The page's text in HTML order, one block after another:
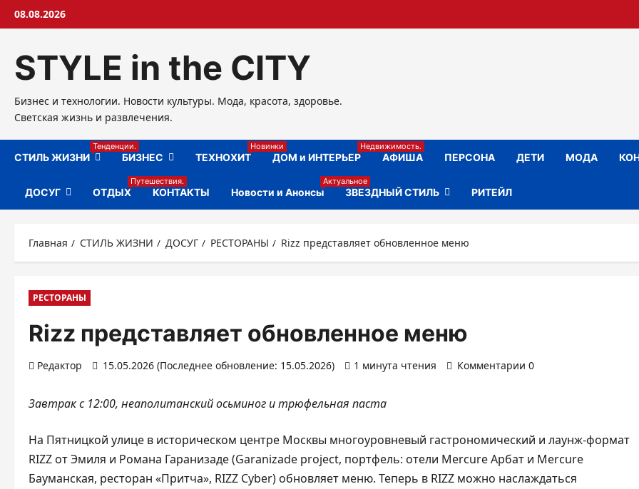
Перейти
08.08.2026
STYLE in the CITY
Бизнес и технологии. Новости культуры. Мода, красота, здоровье.
Светская жизнь и развлечения.
СТИЛЬ ЖИЗНИ
Тенденции.
БИЗНЕС ТЕХНОХИТ
Новинки
ДОМ и ИНТЕРЬЕР
Недвижимость.
АФИША ПЕРСОНА ДЕТИ МОДА
ДОСУГ ОТДЫХ
Путешествия.
КОНТАКТЫ Новости и Анонсы
Актуальное
ЗВЕЗДНЫЙ СТИЛЬ РИТЕЙЛ
Главная СТИЛЬ ЖИЗНИ ДОСУГ РЕСТОРАНЫ Rizz представляет обновленное меню
РЕСТОРАНЫ
Rizz представляет обновленное меню
Редактор 15.05.2026 (Последнее обновление: 15.05.2026) 1 минута чтения Комментарии 0
Завтрак с 12:00, неаполитанский осьминог и трюфельная паста
На Пятницкой улице в историческом центре Москвы многоуровневый гастрономический и лаунж-формат
RIZZ от Эмиля и Романа Гаранизаде (Garanizade project, портфель: отели Mercure Арбат и Mercure
Бауманская, ресторан «Притча», RIZZ Cyber) обновляет меню. Теперь в RIZZ можно наслаждаться